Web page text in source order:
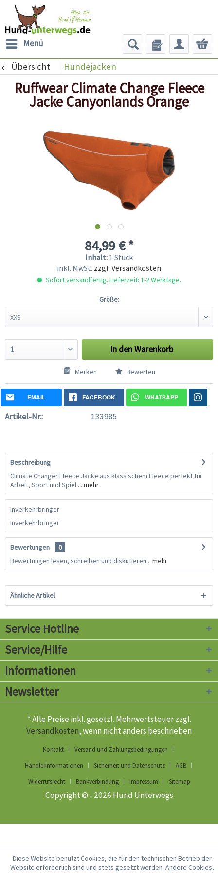
Menü
Übersicht Hundejacken
Ruffwear Climate Change Fleece
Jacke Canyonlands Orange
84,99 € *
Inhalt: 1 Stück
inkl. MwSt. zzgl. Versandkosten
Sofort versandfertig. Lieferzeit: 1-2 Werktage.
Größe:
In denWarenkorb
Merken Bewerten
EMAIL FACEBOOK WHATSAPP
Artikel-Nr.: 133985
Beschreibung
Climate Changer Fleece Jacke aus klassischem Fleece perfekt für
Arbeit, Sport und Spiel.... mehr
Inverkehrbringer
Inverkehrbringer
Bewertungen
0
Bewertungen lesen, schreiben und diskutieren... mehr
Ähnliche Artikel
Service Hotline
Service/Hilfe
Informationen
Newsletter
* Alle Preise inkl. gesetzl. Mehrwertsteuer zzgl.
Versandkosten, wenn nicht anders beschrieben
Kontakt
Versand und Zahlungsbedingungen
Händlerinformationen
Sicherheit und Datenschutz
AGB
Widerrufsrecht
Bankverbindung Impressum Sitemap
Copyright © - 2026 Hund Unterwegs
Diese Website benutzt Cookies, die für den technischen Betrieb der
Website erforderlich sind und stets gesetzt werden. Andere Cookies,